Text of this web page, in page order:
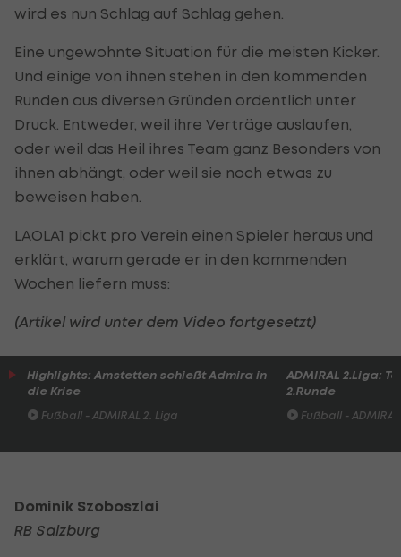
wird es nun Schlag auf Schlag gehen.
Eine ungewohnte Situation für die meisten Kicker.
Und einige von ihnen stehen in den kommenden
Runden aus diversen Gründen ordentlich unter
Druck. Entweder, weil ihre Verträge auslaufen,
oder weil das Heil ihres Team ganz Besonders von
ihnen abhängt, oder weil sie noch etwas zu
beweisen haben.
LAOLA1 pickt pro Verein einen Spieler heraus und
erklärt, warum gerade er in den kommenden
Wochen liefern muss:
(Artikel wird unter dem Video fortgesetzt)
Highlights: Amstetten schießt Admira in
die Krise
Fußball - ADMIRAL 2. Liga
ADMIRAL 2.Liga:
2.Runde
Fußball -
Dominik Szoboszlai
RB Salzburg